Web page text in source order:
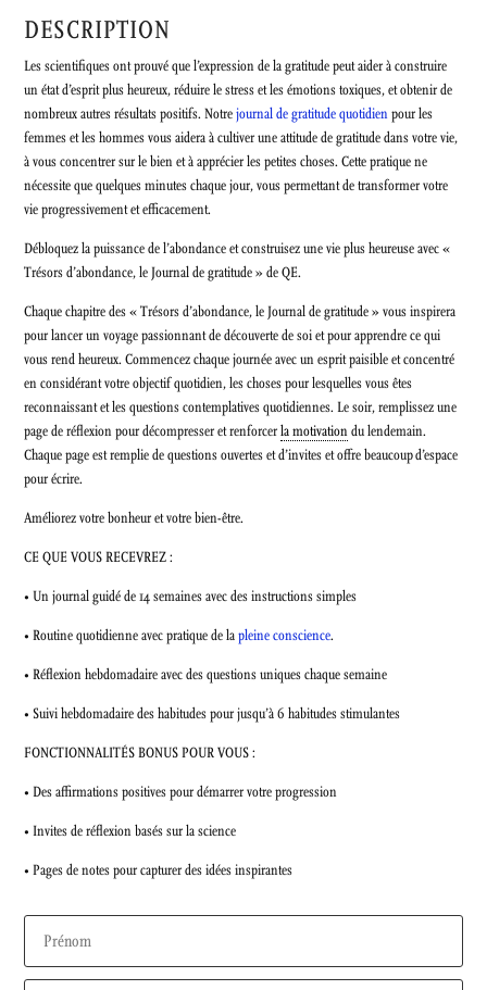
DESCRIPTION
Les scientifiques ont prouvé que l’expression de la gratitude peut aider à construire
un état d’esprit plus heureux, réduire le stress et les émotions toxiques, et obtenir de
nombreux autres résultats positifs. Notrejournal de gratitude quotidienpour les
femmes et les hommes vous aidera à cultiver une attitude de gratitude dans votre vie,
à vous concentrer sur le bien et à apprécier les petites choses. Cette pratique ne
nécessite que quelques minutes chaque jour, vous permettant de transformer votre
vie progressivement et efficacement.
Débloquez la puissance de l’abondance et construisez une vie plus heureuse avec «
Trésors d’abondance, le Journal de gratitude » de QE.
Chaque chapitre des « Trésors d’abondance, le Journal de gratitude » vous inspirera
pour lancer un voyage passionnant de découverte de soi et pour apprendre ce qui
vous rend heureux. Commencez chaque journée avec un esprit paisible et concentré
en considérant votre objectif quotidien, les choses pour lesquelles vous êtes
reconnaissant et les questions contemplatives quotidiennes. Le soir, remplissez une
page de réflexion pour décompresser et renforcerla motivationdu lendemain.
Chaque page est remplie de questions ouvertes et d’invites et offre beaucoup d’espace
pour écrire.
Améliorez votre bonheur et votre bien-être.
CE QUE VOUS RECEVREZ :
• Un journal guidé de 14 semaines avec des instructions simples
• Routine quotidienne avec pratique de lapleine conscience.
• Réflexion hebdomadaire avec des questions uniques chaque semaine
• Suivi hebdomadaire des habitudes pour jusqu’à 6 habitudes stimulantes
FONCTIONNALITÉS BONUS POUR VOUS :
• Des affirmations positives pour démarrer votre progression
• Invites de réflexion basés sur la science
• Pages de notes pour capturer des idées inspirantes